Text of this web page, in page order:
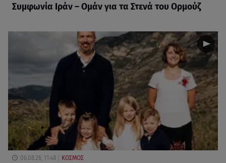
Συμφωνία Ιράν – Ομάν για τα Στενά του Ορμούζ
06.08.26, 11:48 ΚΟΣΜΟΣ